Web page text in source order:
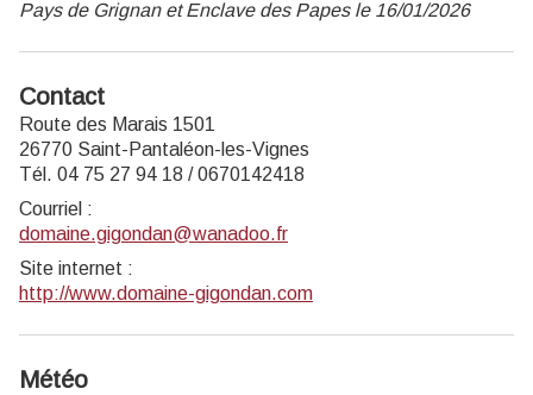
Pays de Grignan et Enclave des Papes le 16/01/2026
Contact
Route des Marais 1501
26770 Saint-Pantaléon-les-Vignes
Tél. 04 75 27 94 18 / 0670142418
Courriel :
domaine.gigondan@wanadoo.fr
Site internet :
http://www.domaine-gigondan.com
Météo